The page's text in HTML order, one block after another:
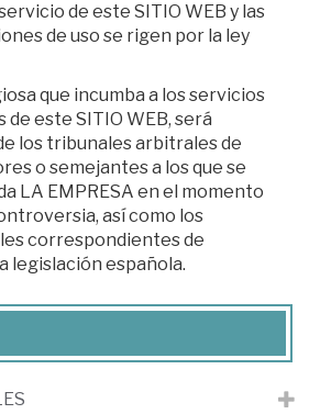
de este SITIO WEB y las
de uso se rigen por la ley
que incumba a los servicios
este SITIO WEB, será
los tribunales arbitrales de
o semejantes a los que se
LA EMPRESA en el momento
así como los
correspondientes de
legislación española.